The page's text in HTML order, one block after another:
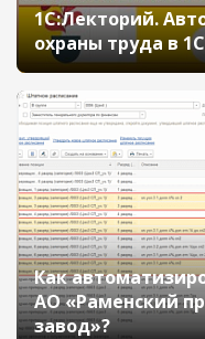
1С:Лекторий.
охраны труда в
Как
АО «Раменский
завод»?